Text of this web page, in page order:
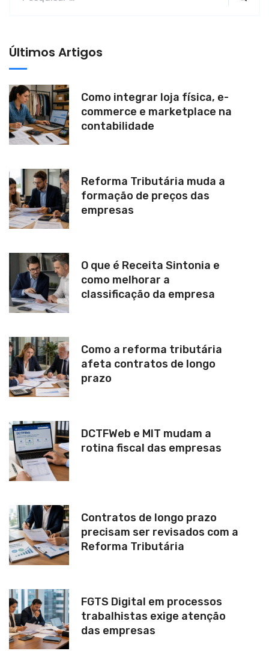
e
:
Últimos Artigos
Como integrar loja física, e-
commerce e marketplace na
contabilidade
Reforma Tributária muda a
formação de preços das
empresas
O que é Receita Sintonia e
como melhorar a
classificação da empresa
Como a reforma tributária
afeta contratos de longo
prazo
DCTFWeb e MIT mudam a
rotina fiscal das empresas
Contratos de longo prazo
precisam ser revisados com a
Reforma Tributária
FGTS Digital em processos
trabalhistas exige atenção
das empresas